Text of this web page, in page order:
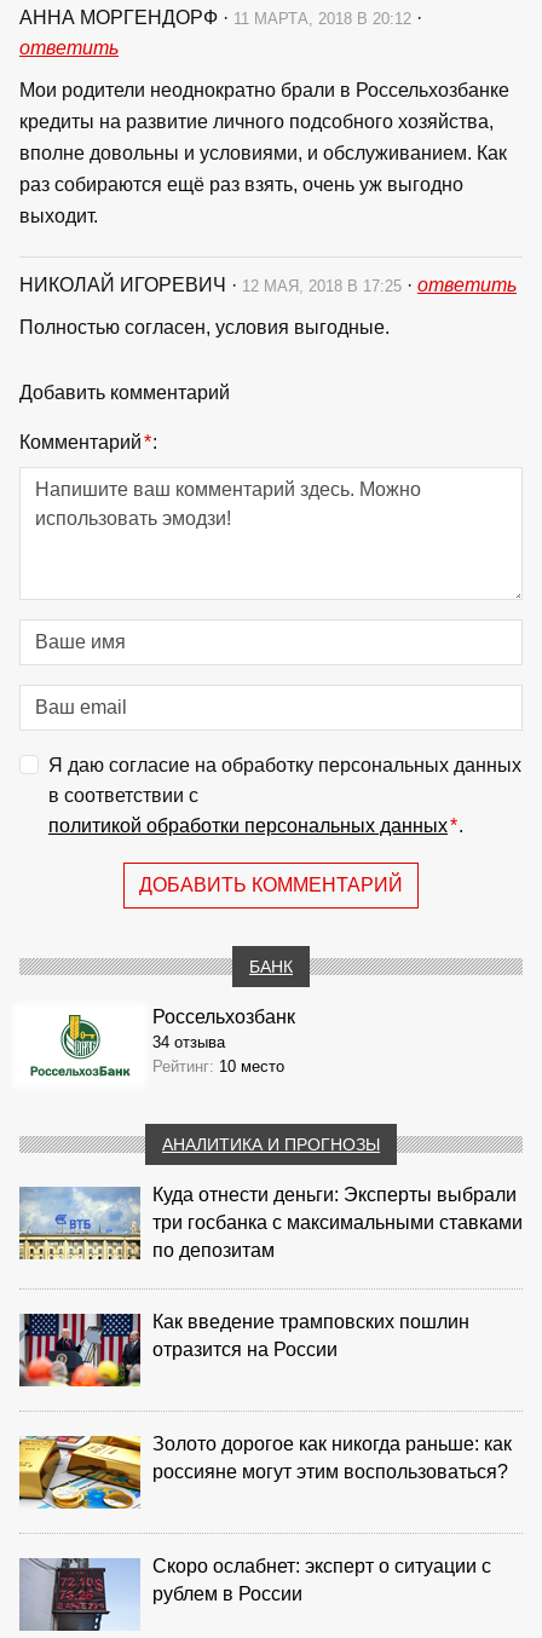
АННА МОРГЕНДОРФ · 11 МАРТА, 2018 В 20:12 ·
ответить
Мои родители неоднократно брали в Россельхозбанке
кредиты на развитие личного подсобного хозяйства,
вполне довольны и условиями, и обслуживанием. Как
раз собираются ещё раз взять, очень уж выгодно
выходит.
НИКОЛАЙ ИГОРЕВИЧ · 12 МАЯ, 2018 В 17:25 · ответить
Полностью согласен, условия выгодные.
Добавить комментарий
Комментарий*:
Я даю согласие на обработку персональных данных
в соответствии с
политикой обработки персональных данных*.
ДОБАВИТЬ КОММЕНТАРИЙ
БАНК
Россельхозбанк
34 отзыва
Рейтинг: 10 место
АНАЛИТИКА И ПРОГНОЗЫ
Куда отнести деньги: Эксперты выбрали
три госбанка с максимальными ставками
по депозитам
Как введение трамповских пошлин
отразится на России
Золото дорогое как никогда раньше: как
россияне могут этим воспользоваться?
Скоро ослабнет: эксперт о ситуации с
рублем в России